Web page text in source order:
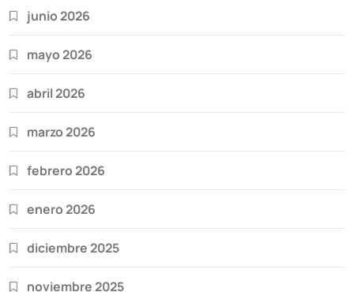
junio 2026
mayo 2026
abril 2026
marzo 2026
febrero 2026
enero 2026
diciembre 2025
noviembre 2025